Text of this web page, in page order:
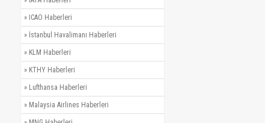
» ICAO Haberleri
» İstanbul Havalimanı Haberleri
» KLM Haberleri
» KTHY Haberleri
» Lufthansa Haberleri
» Malaysia Airlines Haberleri